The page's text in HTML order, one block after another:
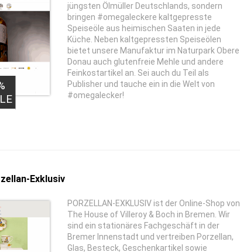
jüngsten Ölmüller Deutschlands, sondern
bringen #omegaleckere kaltgepresste
Speiseöle aus heimischen Saaten in jede
Küche. Neben kaltgepressten Speiseölen
bietet unsere Manufaktur im Naturpark Obere
Donau auch glutenfreie Mehle und andere
Feinkostartikel an. Sei auch du Teil als
Publisher und tauche ein in die Welt von
#omegalecker!
Exklusiv
PORZELLAN-EXKLUSIV ist der Online-Shop von
The House of Villeroy & Boch in Bremen. Wir
sind ein stationäres Fachgeschäft in der
Bremer Innenstadt und vertreiben Porzellan,
Glas, Besteck, Geschenkartikel sowie